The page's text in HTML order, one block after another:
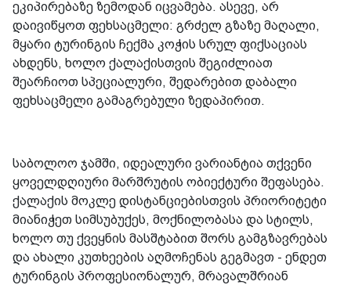
ეკიპირებაზე ზემოდან იცვამება. ასევე, არ
დაივიწყოთ ფეხსაცმელი: გრძელ გზაზე მაღალი,
მყარი ტურინგის ჩექმა კოჭის სრულ ფიქსაციას
ახდენს, ხოლო ქალაქისთვის შეგიძლიათ
შეარჩიოთ სპეციალური, შედარებით დაბალი
ფეხსაცმელი გამაგრებული ზედაპირით.
საბოლოო ჯამში, იდეალური ვარიანტია თქვენი
ყოველდღიური მარშრუტის ობიექტური შეფასება.
ქალაქის მოკლე დისტანციებისთვის პრიორიტეტი
მიანიჭეთ სიმსუბუქეს, მოქნილობასა და სტილს,
ხოლო თუ ქვეყნის მასშტაბით შორს გამგზავრებას
და ახალი კუთხეების აღმოჩენას გეგმავთ - ენდეთ
ტურინგის პროფესიონალურ, მრავალშრიან